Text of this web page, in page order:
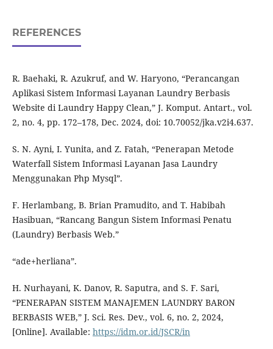
REFERENCES
R. Baehaki, R. Azukruf, and W. Haryono, “Perancangan
Aplikasi Sistem Informasi Layanan Laundry Berbasis
Website di Laundry Happy Clean,” J. Komput. Antart., vol.
2, no. 4, pp. 172–178, Dec. 2024, doi: 10.70052/jka.v2i4.637.
S. N. Ayni, I. Yunita, and Z. Fatah, “Penerapan Metode
Waterfall Sistem Informasi Layanan Jasa Laundry
Menggunakan Php Mysql”.
F. Herlambang, B. Brian Pramudito, and T. Habibah
Hasibuan, “Rancang Bangun Sistem Informasi Penatu
(Laundry) Berbasis Web.”
“ade+herliana”.
H. Nurhayani, K. Danov, R. Saputra, and S. F. Sari,
“PENERAPAN SISTEM MANAJEMEN LAUNDRY BARON
BERBASIS WEB,” J. Sci. Res. Dev., vol. 6, no. 2, 2024,
[Online]. Available: https://idm.or.id/JSCR/in